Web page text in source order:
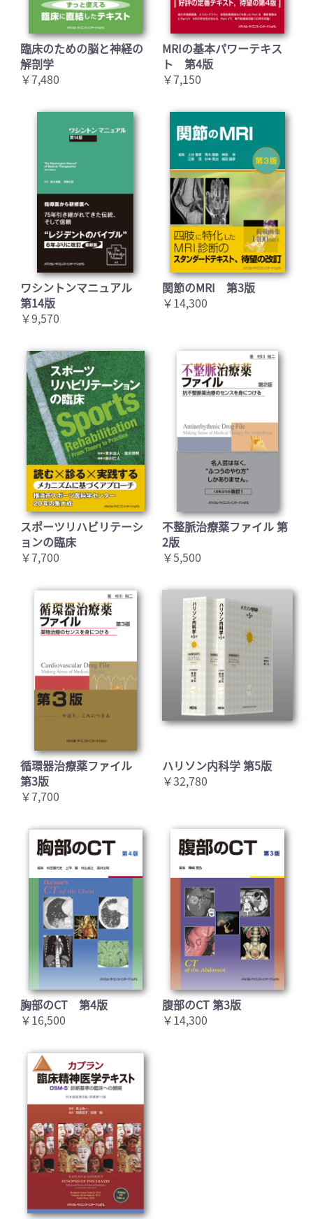
臨床のための脳と神経の
解剖学
￥7,480
MRIの基本パワーテキス
ト 第4版
￥7,150
ワシントンマニュアル
第14版
￥9,570
関節のMRI 第3版
￥14,300
スポーツリハビリテーシ
ョンの臨床
￥7,700
不整脈治療薬ファイル 第
2版
￥5,500
循環器治療薬ファイル
第3版
￥7,700
ハリソン内科学 第5版
￥32,780
胸部のCT 第4版
￥16,500
腹部のCT 第3版
￥14,300